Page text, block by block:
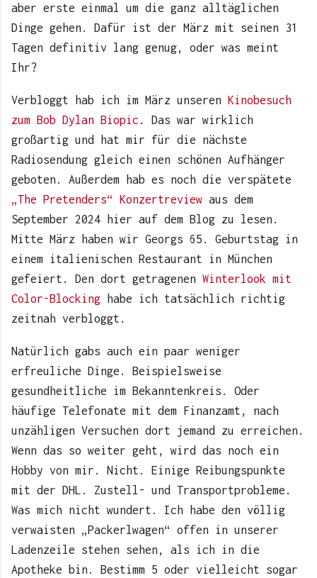
aber erste einmal um die ganz alltäglichen
Dinge gehen. Dafür ist der März mit seinen 31
Tagen definitiv lang genug, oder was meint
Ihr?
Verbloggt hab ich im März unseren Kinobesuch
zum Bob Dylan Biopic . Das war wirklich
großartig und hat mir für die nächste
Radiosendung gleich einen schönen Aufhänger
geboten. Außerdem hab es noch die verspätete
„The Pretenders“ Konzertreview aus dem
September 2024 hier auf dem Blog zu lesen.
Mitte März haben wir Georgs 65. Geburtstag in
einem italienischen Restaurant in München
gefeiert. Den dort getragenen Winterlook mit
Color-Blocking habe ich tatsächlich richtig
zeitnah verbloggt.
Natürlich gabs auch ein paar weniger
erfreuliche Dinge. Beispielsweise
gesundheitliche im Bekanntenkreis. Oder
häufige Telefonate mit dem Finanzamt, nach
unzähligen Versuchen dort jemand zu erreichen.
Wenn das so weiter geht, wird das noch ein
Hobby von mir. Nicht. Einige Reibungspunkte
mit der DHL. Zustell- und Transportprobleme.
Was mich nicht wundert. Ich habe den völlig
verwaisten „Packerlwagen“ offen in unserer
Ladenzeile stehen sehen, als ich in die
Apotheke bin. Bestimm 5 oder vielleicht sogar